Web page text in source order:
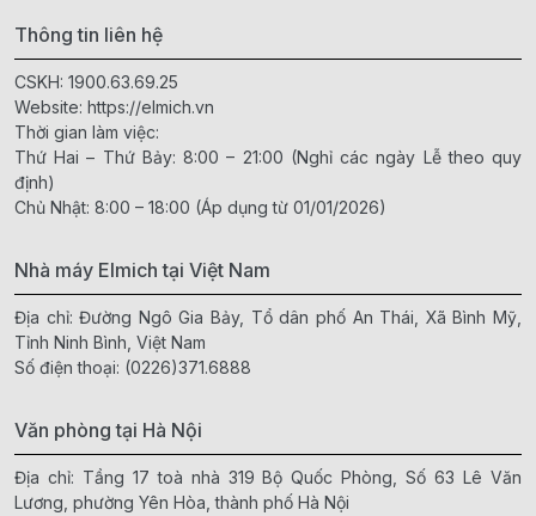
Thông tin liên hệ
CSKH: 1900.63.69.25
Website: https://elmich.vn
Thời gian làm việc:
Thứ Hai – Thứ Bảy: 8:00 – 21:00 (Nghỉ các ngày Lễ theo quy
định)
Chủ Nhật: 8:00 – 18:00 (Áp dụng từ 01/01/2026)
Nhà máy Elmich tại Việt Nam
Địa chỉ: Đường Ngô Gia Bảy, Tổ dân phố An Thái, Xã Bình Mỹ,
Tỉnh Ninh Bình, Việt Nam
Số điện thoại: (0226)371.6888
Văn phòng tại Hà Nội
Địa chỉ: Tầng 17 toà nhà 319 Bộ Quốc Phòng, Số 63 Lê Văn
Lương, phường Yên Hòa, thành phố Hà Nội